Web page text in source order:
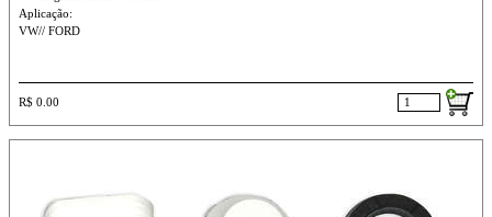
Aplicação:
VW// FORD
R$ 0.00